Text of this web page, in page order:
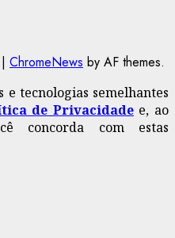
| ChromeNews by AF themes.
e tecnologias semelhantes
de Privacidadee, ao
concorda com estas